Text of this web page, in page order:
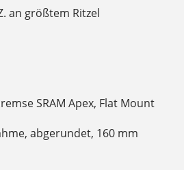
an größtem Ritzel
SRAM Apex, Flat Mount
abgerundet, 160 mm